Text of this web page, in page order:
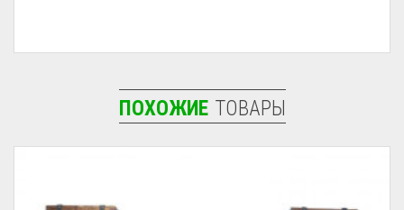
ПОХОЖИЕ ТОВАРЫ